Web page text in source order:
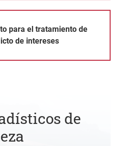
para el tratamiento de
de intereses
de